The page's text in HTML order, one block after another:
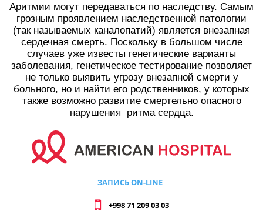
Аритмии могут передаваться по наследству. Самым
грозным проявлением наследственной патологии
(так называемых каналопатий) является внезапная
сердечная смерть. Поскольку в большом числе
случаев уже известы генетические варианты
заболевания, генетическое тестирование позволяет
не только выявить угрозу внезапной смерти у
больного, но и найти его родственников, у которых
также возможно развитие смертельно опасного
нарушения ритма сердца.
ЗАПИСЬ ON-LINE
+998 71 209 03 03